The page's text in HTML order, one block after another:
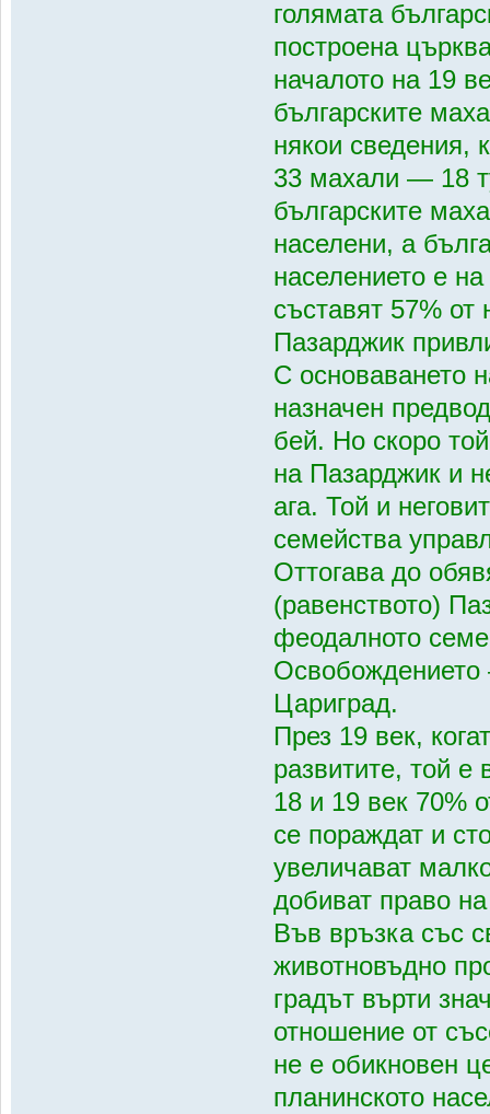
голямата
построена
началото на 19
българските
някои сведения,
33 махали — 18
българските
населени, а
населението е
съставят 57% от
Пазарджик
С основаването
назначен
бей. Но скоро
на Пазарджик и
ага. Той и
семейства
Оттогава до
(равенството)
феодалното
Освобождението
Цариград.
През 19 век,
развитите, той
18 и 19 век 70%
се пораждат и
увеличават
добиват право
Във връзка със
животновъдно
градът върти
отношение от
не е обикновен
планинското